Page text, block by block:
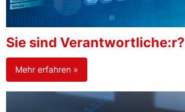
Sie sind Verantwortliche:r?
Mehr erfahren »